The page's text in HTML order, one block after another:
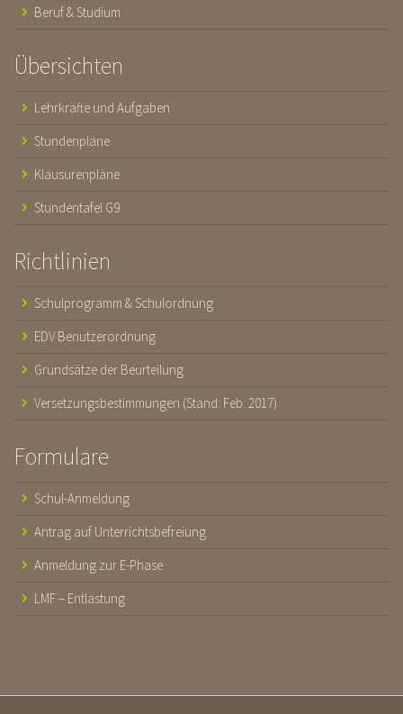
Beruf & Studium
Übersichten
Lehrkräfte und Aufgaben
Stundenpläne
Klausurenpläne
Stundentafel G9
Richtlinien
Schulprogramm & Schulordnung
EDV Benutzerordnung
Grundsätze der Beurteilung
Versetzungsbestimmungen (Stand: Feb. 2017)
Formulare
Schul-Anmeldung
Antrag auf Unterrichtsbefreiung
Anmeldung zur E-Phase
LMF – Entlastung